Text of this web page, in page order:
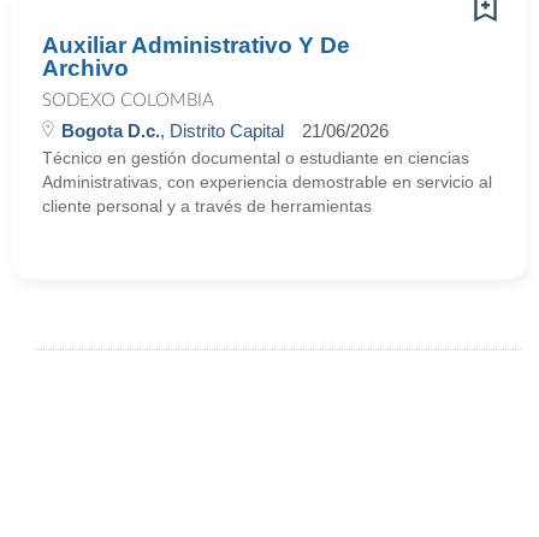
Auxiliar Administrativo Y De
Archivo
SODEXO COLOMBIA
Bogota D.c., Distrito Capital 21/06/2026
Técnico en gestión documental o estudiante en ciencias
Administrativas, con experiencia demostrable en servicio al
cliente personal y a través de herramientas